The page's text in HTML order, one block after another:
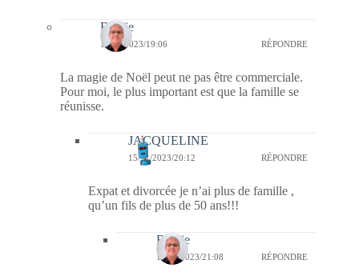
Bernie
14/11/2023/19:06 RÉPONDRE
La magie de Noël peut ne pas être commerciale.
Pour moi, le plus important est que la famille se
réunisse.
JACQUELINE
15/11/2023/20:12 RÉPONDRE
Expat et divorcée je n’ai plus de famille ,
qu’un fils de plus de 50 ans!!!
Bernie
16/11/2023/21:08 RÉPONDRE